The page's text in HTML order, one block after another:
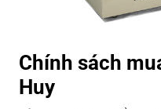
Chính sách
Huy